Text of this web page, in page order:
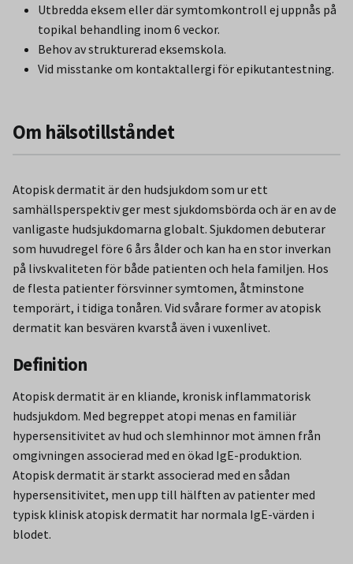
Utbredda eksem eller där symtomkontroll ej uppnås på
topikal behandling inom 6 veckor.
Behov av strukturerad eksemskola.
Vid misstanke om kontaktallergi för epikutantestning.
Om hälsotillståndet
Atopisk dermatit är den hudsjukdom som ur ett
samhällsperspektiv ger mest sjukdomsbörda och är en av de
vanligaste hudsjukdomarna globalt. Sjukdomen debuterar
som huvudregel före 6 års ålder och kan ha en stor inverkan
på livskvaliteten för både patienten och hela familjen. Hos
de flesta patienter försvinner symtomen, åtminstone
temporärt, i tidiga tonåren. Vid svårare former av atopisk
dermatit kan besvären kvarstå även i vuxenlivet.
Definition
Atopisk dermatit är en kliande, kronisk inflammatorisk
hudsjukdom. Med begreppet atopi menas en familiär
hypersensitivitet av hud och slemhinnor mot ämnen från
omgivningen associerad med en ökad IgE-produktion.
Atopisk dermatit är starkt associerad med en sådan
hypersensitivitet, men upp till hälften av patienter med
typisk klinisk atopisk dermatit har normala IgE-värden i
blodet.